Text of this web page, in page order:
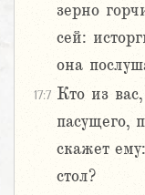
зерно
сей:
она
17:7 Кто из
пасущего,
скажет
стол?